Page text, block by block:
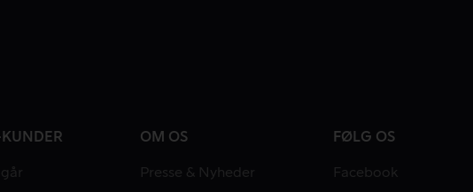
OM OS
Presse & Nyheder
FØLG OS
Facebook